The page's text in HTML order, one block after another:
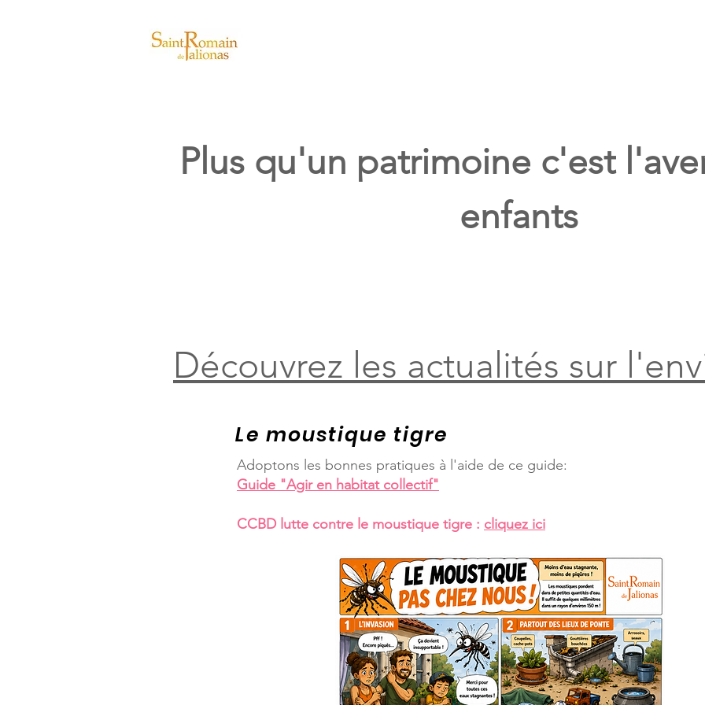
Plus qu'un patrimoine c'est
enfants
Découvrez les actualités sur
Le moustique tigre
Adoptons les bonnes pratiques à l'aide de ce guide:
Guide "Agir en habitat collectif"
CCBD lutte contre le moustique tigre : cliquez ici